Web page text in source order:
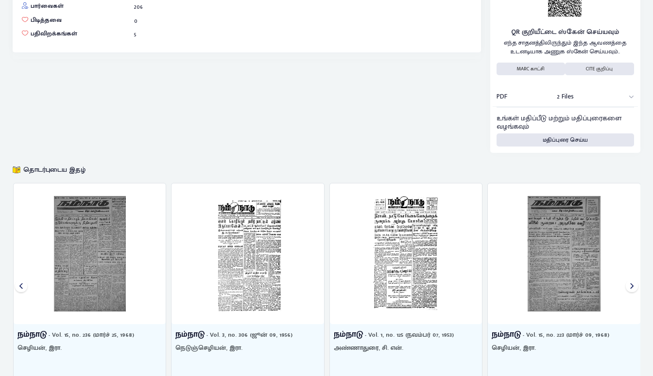
பார்வைகள்
206
பிடித்தவை
0
பதிவிறக்கங்கள்
5 QR குறியீட்டை ஸ்கேன் செய்யவும்
எந்த சாதனத்திலிருந்தும் இந்த ஆவணத்தை
உடனடியாக அணுக ஸ்கேன் செய்யவும்..
MARC காட்சி CITE குறிப்பு
PDF 2 Files
உங்கள் மதிப்பீடு மற்றும் மதிப்புரைகளை
வழங்கவும்
மதிப்புரை செய்ய
தொடர்புடைய இதழ்
நம்நாடு- Vol. 15, no. 236 (மார்ச் 25, 1968)
செழியன், இரா.
நம்நாடு- Vol. 3, no. 306 (ஜூன் 09, 1956)
நெடுஞ்செழியன், இரா.
நம்நாடு- Vol. 1, no. 125 (நவம்பர் 07, 1953)
அண்ணாதுரை, சி. என்.
நம்நாடு- Vol. 15, no. 223 (மார்ச் 09, 1968)
செழியன், இரா.